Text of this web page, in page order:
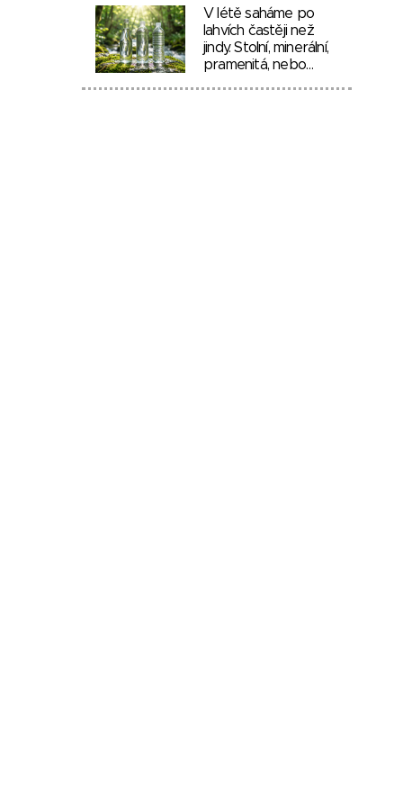
V létě saháme po
lahvích častěji než
jindy. Stolní, minerální,
pramenitá, nebo…